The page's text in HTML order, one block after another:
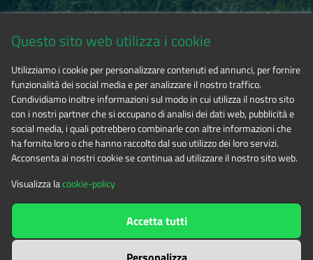
Via Fransuà Fontan, 1 - 10050 Salbertrand (TO)
Phone 0122.854720
E-mailalpicozie@cert.ruparpiemonte.it
The contents of this websitebyEnte di gestione delle aree
protette delle Alpi Cozieis licensed under
Attribution-NonCommercial-NoDerivatives 4.0 International
Questo sito web utilizza i cookie
Utilizziamo i cookie per personalizzare contenuti ed annunci, per fornire
funzionalità dei social media e per analizzare il nostro traffico.
Condividiamo inoltre informazioni sul modo in cui utilizza il nostro sito
con i nostri partner che si occupano di analisi dei dati web, pubblicità e
social media, i quali potrebbero combinarle con altre informazioni che
ha fornito loro o che hanno raccolto dal suo utilizzo dei loro servizi.
Acconsenta ai nostri cookie se continua ad utilizzare il nostro sito web.
Visualizza lacookie-policy
Accetta tutti